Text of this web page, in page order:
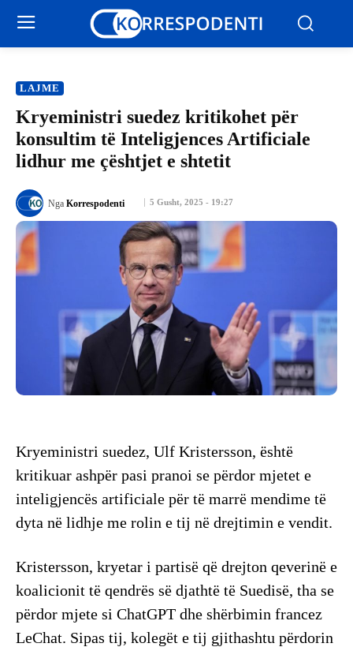
LAJME
Kryeministri suedez kritikohet për
konsultim të Inteligjences Artificiale
lidhur me çështjet e shtetit
5 Gusht, 2025 - 19:27
Nga Korrespodenti
Kryeministri suedez, Ulf Kristersson, është
kritikuar ashpër pasi pranoi se përdor mjetet e
inteligjencës artificiale për të marrë mendime të
dyta në lidhje me rolin e tij në drejtimin e vendit.
Kristersson, kryetar i partisë që drejton qeverinë e
koalicionit të qendrës së djathtë të Suedisë, tha se
përdor mjete si ChatGPT dhe shërbimin francez
LeChat. Sipas tij, kolegët e tij gjithashtu përdorin